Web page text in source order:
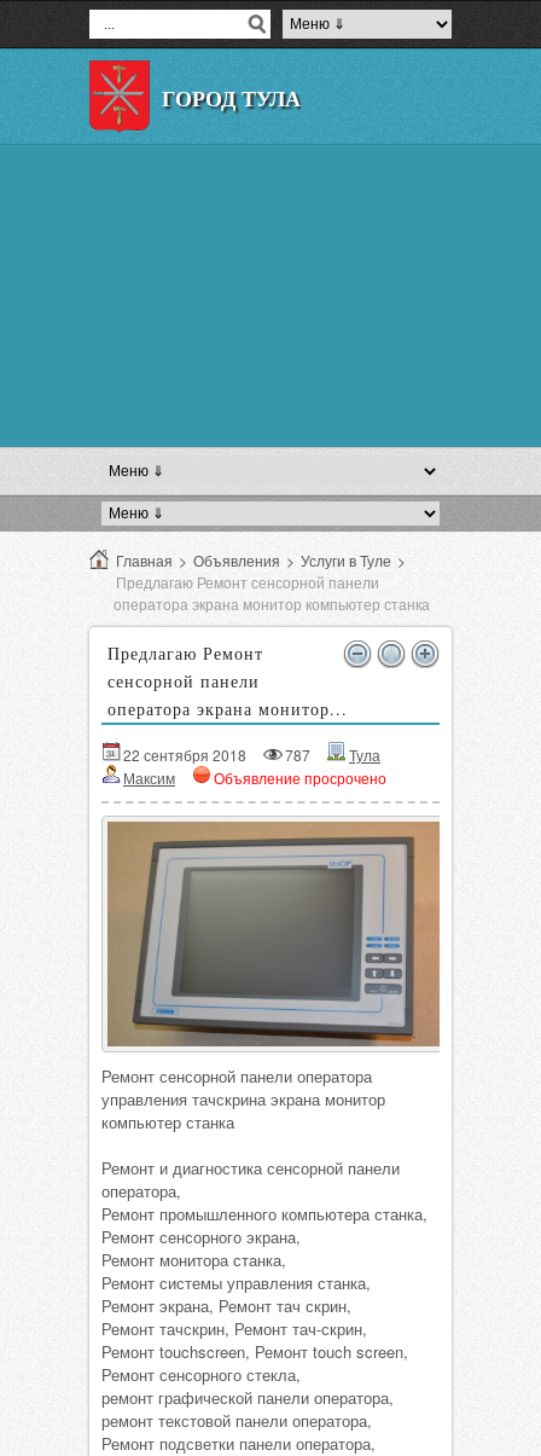
ГОРОД ТУЛА
Главная > Объявления > Услуги в Туле >
Предлагаю Ремонт сенсорной панели
оператора экрана монитор компьютер станка
Предлагаю Ремонт
сенсорной панели
оператора экрана монитор...
22 сентября 2018 787
Тула
Максим
Объявление просрочено
Ремонт сенсорной панели оператора
управления тачскрина экрана монитор
компьютер станка
Ремонт и диагностика сенсорной панели
оператора,
Ремонт промышленного компьютера станка,
Ремонт сенсорного экрана,
Ремонт монитора станка,
Ремонт системы управления станка,
Ремонт экрана, Ремонт тач скрин,
Ремонт тачскрин, Ремонт тач-скрин,
Ремонт touchscreen, Ремонт touch screen,
Ремонт сенсорного стекла,
ремонт графической панели оператора,
ремонт текстовой панели оператора,
Ремонт подсветки панели оператора,